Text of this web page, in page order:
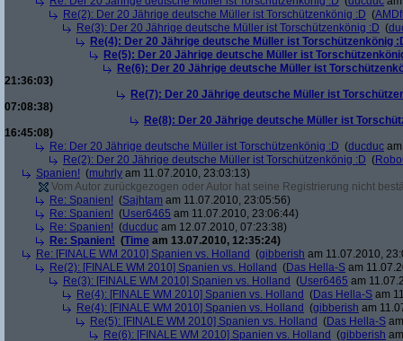
Re(2): Der 20 Jährige deutsche Müller ist Torschützenkönig :D (
Re(3): Der 20 Jährige deutsche Müller ist Torschützenkönig :D (
Re(4): Der 20 Jährige deutsche Müller ist Torschützenkönig
Re(5): Der 20 Jährige deutsche Müller ist
Re(6): Der 20 Jährige deutsche Müller ist
21:36:03)
Re(7): Der 20 Jährige deutsche Müller ist
07:08:38)
Re(8): Der 20 Jährige deutsche Müller ist
16:45:08)
Re: Der 20 Jährige deutsche Müller ist Torschützenkönig :D (ducduc
Re(2): Der 20 Jährige deutsche Müller ist Torschützenkönig :D (
Spanien! (muhrly am 11.07.2010, 23:03:13)
Vom Autor zurückgezogen oder Autor hat seine Registrierung nicht
Re: Spanien! (Sajhtam am 11.07.2010, 23:05:56)
Re: Spanien! (User6465 am 11.07.2010, 23:06:44)
Re: Spanien! (ducduc am 12.07.2010, 07:23:38)
Re: Spanien! (Time am 13.07.2010, 12:35:24)
Re: [FINALE WM 2010] Spanien vs. Holland (gibberish am 11.07.2010,
Re(2): [FINALE WM 2010] Spanien vs. Holland (Das Hella-S am
Re(3): [FINALE WM 2010] Spanien vs. Holland (User6465 am
Re(4): [FINALE WM 2010] Spanien vs. Holland (Das Hella-S am
Re(4): [FINALE WM 2010] Spanien vs. Holland (gibberish am
Re(5): [FINALE WM 2010] Spanien vs. Holland (Das Hella-S
Re(6): [FINALE WM 2010] Spanien vs. Holland (gibberish